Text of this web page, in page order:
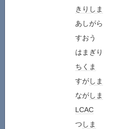
きりしま
あしがら
すおう
はまぎり
ちくま
すがしま
ながしま
LCAC
つ しま